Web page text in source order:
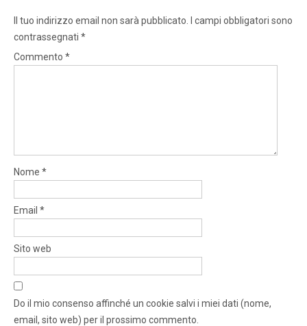
Il tuo indirizzo email non sarà pubblicato.
I campi obbligatori sono
contrassegnati *
Commento *
Nome *
Email *
Sito web
Do il mio consenso affinché un cookie salvi i miei dati (nome,
email, sito web) per il prossimo commento.